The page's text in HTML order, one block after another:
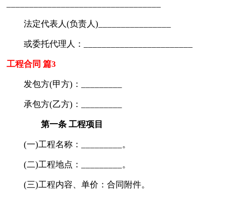
法定代表人(负责人)________________
或委托代理人：________________________
工程合同 篇3
发包方(甲方)：_________
承包方(乙方)：_________
第一条 工程项目
(一)工程名称：_________。
(二)工程地点：_________。
(三)工程内容、单价：合同附件。